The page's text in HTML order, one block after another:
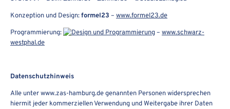
Konzeption und Design:formel23 – www.formel23.de
Programmierung: – www.schwarz-
westphal.de
Datenschutzhinweis
Alle unter www.zas-hamburg.de genannten Personen widersprechen
hiermit jeder kommerziellen Verwendung und Weitergabe ihrer Daten